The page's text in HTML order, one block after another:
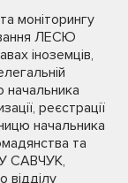
моніторингу
ЛЕСЮ
іноземців,
реєстрації
начальника
та
САВЧУК,
відділу